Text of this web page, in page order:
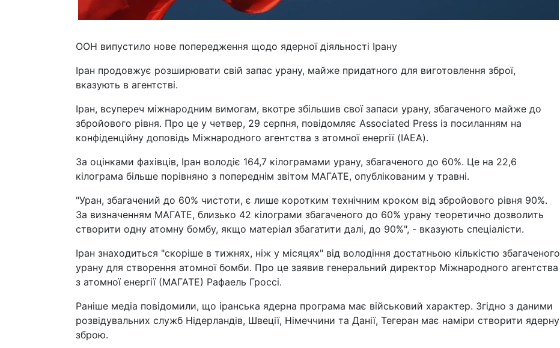
ООН випустило нове попередження щодо ядерної діяльності Ірану
Іран продовжує розширювати свій запас урану, майже придатного для виготовлення зброї,
вказують в агентстві.
Іран, всупереч міжнародним вимогам, вкотре збільшив свої запаси урану, збагаченого майже до
збройового рівня. Про це у четвер, 29 серпня, повідомляє Associated Press із посиланням на
конфіденційну доповідь Міжнародного агентства з атомної енергії (IAEA).
За оцінками фахівців, Іран володіє 164,7 кілограмами урану, збагаченого до 60%. Це на 22,6
кілограма більше порівняно з попереднім звітом МАГАТЕ, опублікованим у травні.
"Уран, збагачений до 60% чистоти, є лише коротким технічним кроком від збройового рівня 90%.
За визначенням МАГАТЕ, близько 42 кілограми збагаченого до 60% урану теоретично дозволить
створити одну атомну бомбу, якщо матеріал збагатити далі, до 90%", - вказують спеціалісти.
Іран знаходиться "скоріше в тижнях, ніж у місяцях" від володіння достатньою кількістю збагаченого
урану для створення атомної бомби. Про це заявив генеральний директор Міжнародного агентства
з атомної енергії (МАГАТЕ) Рафаель Гроссі.
Раніше медіа повідомили, що іранська ядерна програма має військовий характер. Згідно з даними
розвідувальних служб Нідерландів, Швеції, Німеччини та Данії, Тегеран має наміри створити ядерну
зброю.